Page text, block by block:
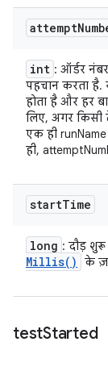
attempt
int : ऑर्डर
पहचान करता
होता है और हर
लिए, अगर किसी
एक ही
ही,
startTime
long : दौड़
Millis( ) के
testStarted